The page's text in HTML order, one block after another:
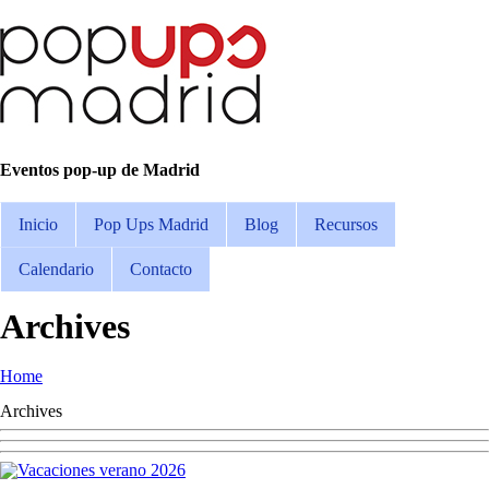
Eventos pop-up de Madrid
Inicio Pop Ups Madrid Blog Recursos
Calendario Contacto
Archives
Home
Archives